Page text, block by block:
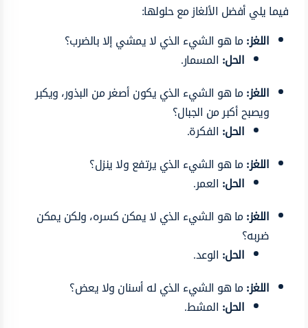
فيما يلي أفضل الألغاز مع حلولها:
اللغز:ما هو الشيء الذي لا يمشي إلا بالضرب؟
الحل: المسمار.
اللغز:ما هو الشيء الذي يكون أصغر من البذور، ويكبر
ويصبح أكبر من الجبال؟
الحل: الفكرة.
اللغز:ما هو الشيء الذي يرتفع ولا ينزل؟
الحل: العمر.
اللغز:ما هو الشيء الذي لا يمكن كسره، ولكن يمكن
ضربه؟
الحل: الوعد.
اللغز:ما هو الشيء الذي له أسنان ولا يعض؟
الحل: المشط.